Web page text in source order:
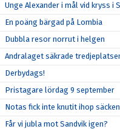
Unge Alexander i mål vid kryss i
En poäng bärgad på Lombia
Dubbla resor norrut i helgen
Andralaget säkrade
Derbydags!
Pristagare lördag 9 september
Notas fick inte knutit ihop säcken
Får vi jubla mot Sandvik igen?